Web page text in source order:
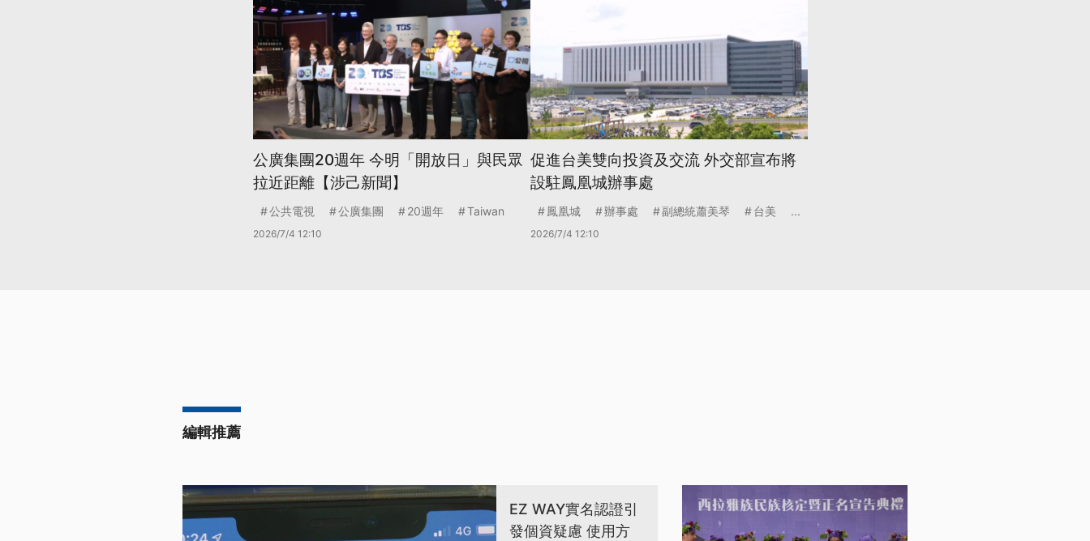
公廣集團20週年 今明「開放日」與民眾
拉近距離【涉己新聞】
公共電視 公廣集團 20週年 Taiwan
2026/7/4 12:10
促進台美雙向投資及交流 外交部宣布將
設駐鳳凰城辦事處
鳳凰城 辦事處 副總統蕭美琴 台美 ...
2026/7/4 12:10
編輯推薦
EZ WAY實名認證引
發個資疑慮 使用方